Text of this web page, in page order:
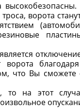
ворота
что Вы сможете
то на этот